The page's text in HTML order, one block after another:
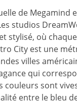
de Megamind
studios
stylisé, où
City est une
villes
qui
couleurs sont
entre le bleu